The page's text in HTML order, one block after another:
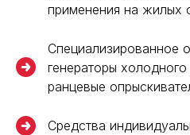
применения на жилых
Специализированное
генераторы холодного
ранцевые
Средства